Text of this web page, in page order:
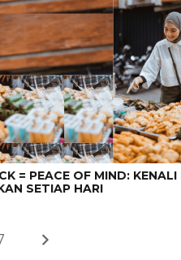
= PEACE OF MIND:
SETIAP HARI